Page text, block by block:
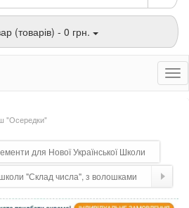
(товарів) - 0 грн.
"Осередки"
для Нової Української Школи
"Склад числа", з волошками